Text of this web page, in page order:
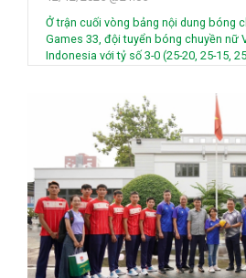
Ở trận cuối vòng bảng nội dung bóng
Games 33, đội tuyển bóng chuyền nữ
Indonesia với tỷ số 3-0 (25-20, 25-15, 25-